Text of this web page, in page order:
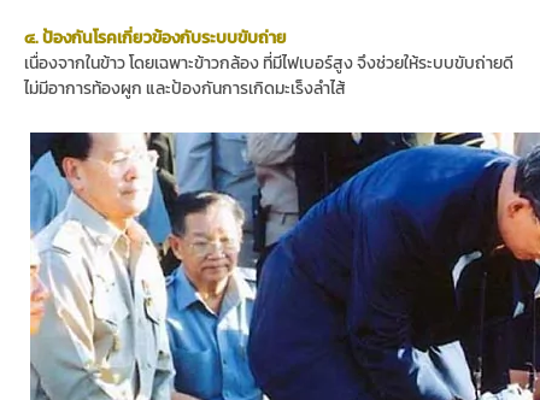
๔. ป้องกันโรคเกี่ยวข้องกับระบบขับถ่าย
เนื่องจากในข้าว โดยเฉพาะข้าวกล้อง ที่มีไฟเบอร์สูง จึงช่วยให้ระบบขับถ่ายดี
ไม่มีอาการท้องผูก และป้องกันการเกิดมะเร็งลำไส้